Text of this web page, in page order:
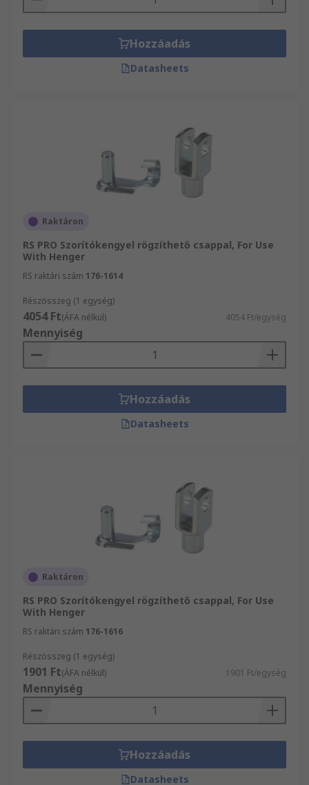
Hozzáadás
Datasheets
Raktáron
RS PRO Szorítókengyel rögzíthető csappal, For Use
With Henger
RS raktári szám 176-1614
Részösszeg (1 egység)
4054 Ft(ÁFA nélkül) 4054 Ft/egység
Mennyiség
Hozzáadás
Datasheets
Raktáron
RS PRO Szorítókengyel rögzíthető csappal, For Use
With Henger
RS raktári szám 176-1616
Részösszeg (1 egység)
1901 Ft(ÁFA nélkül) 1901 Ft/egység
Mennyiség
Hozzáadás
Datasheets